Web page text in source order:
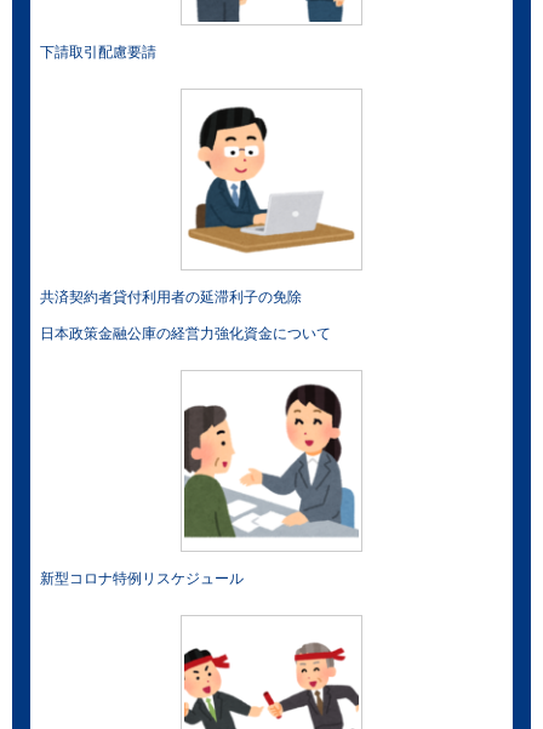
下請取引配慮要請
共済契約者貸付利用者の延滞利子の免除
日本政策金融公庫の経営力強化資金について
新型コロナ特例リスケジュール